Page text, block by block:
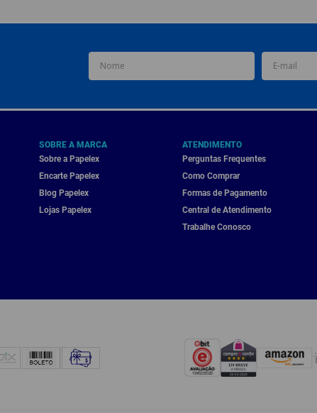
SOBRE A MARCA
Sobre a Papelex
Encarte Papelex
Blog Papelex
Lojas Papelex
ATENDIMENTO
Perguntas Frequentes
Como Comprar
Formas de Pagamento
Central de Atendimento
Trabalhe Conosco